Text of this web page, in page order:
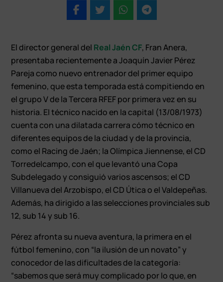
El director general del Real Jaén CF, Fran Anera,
presentaba recientemente a Joaquín Javier Pérez
Pareja como nuevo entrenador del primer equipo
femenino, que esta temporada está compitiendo en
el grupo V de la Tercera RFEF por primera vez en su
historia. El técnico nacido en la capital (13/08/1973)
cuenta con una dilatada carrera cómo técnico en
diferentes equipos de la ciudad y de la provincia,
como el Racing de Jaén; la Olímpica Jiennense, el CD
Torredelcampo, con el que levantó una Copa
Subdelegado y consiguió varios ascensos; el CD
Villanueva del Arzobispo, el CD Útica o el Valdepeñas.
Además, ha dirigido a las selecciones provinciales sub
12, sub 14 y sub 16.
Pérez afronta su nueva aventura, la primera en el
fútbol femenino, con “la ilusión de un novato” y
conocedor de las dificultades de la categoría:
“sabemos que será muy complicado por lo que, en